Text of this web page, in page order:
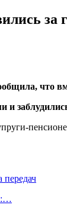
за
что
передач